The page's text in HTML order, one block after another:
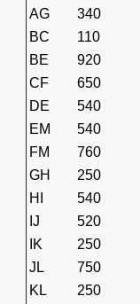
AG 340
BC
110
BE
920
CF
650
DE
540
EM
540
FM
760
GH
250
HI
540
IJ
520
IK
250
JL
750
KL
250